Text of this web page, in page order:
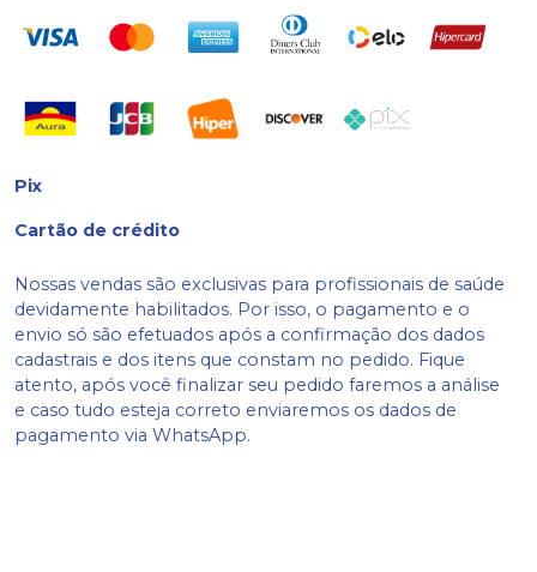
Pix
Cartão de crédito
Nossas vendas são exclusivas para profissionais de saúde
devidamente habilitados. Por isso, o pagamento e o
envio só são efetuados após a confirmação dos dados
cadastrais e dos itens que constam no pedido. Fique
atento, após você finalizar seu pedido faremos a análise
e caso tudo esteja correto enviaremos os dados de
pagamento via WhatsApp.